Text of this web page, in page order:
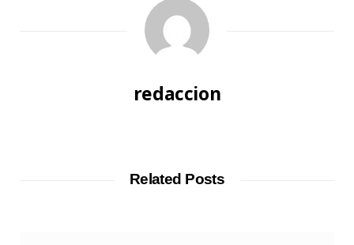
redaccion
b
Related Posts